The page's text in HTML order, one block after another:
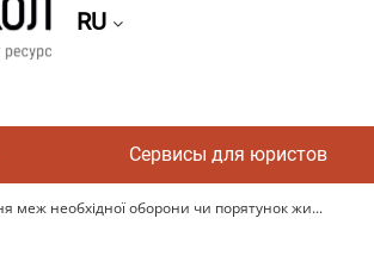
RU
Сервисы для юристов
меж необхідної оборони чи порятунок жи...